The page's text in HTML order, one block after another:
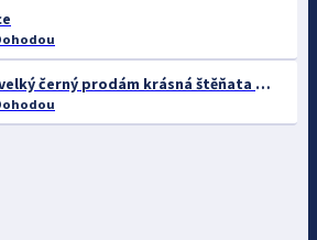
Německý špic velký černý prodám krásná štěňata s PP - rarita